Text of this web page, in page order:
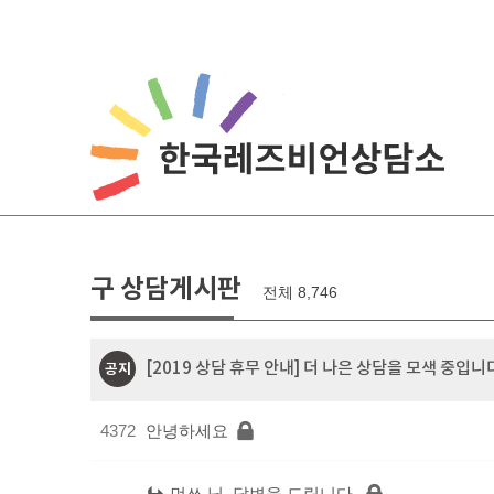
구 상담게시판 전체 8,746
공지 [2019 상담 휴무 안내] 더 나은 상담을 모색 중입니
4372 안녕하세요